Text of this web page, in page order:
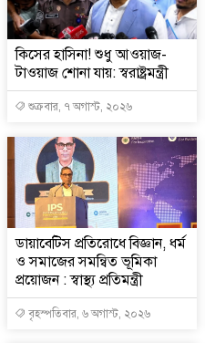
কিসের হাসিনা! শুধু আওয়াজ-
টাওয়াজ শোনা যায়: স্বরাষ্ট্রমন্ত্রী
শুক্রবার, ৭ অগাস্ট, ২০২৬
ডায়াবেটিস প্রতিরোধে বিজ্ঞান, ধর্ম
ও সমাজের সমন্বিত ভূমিকা
প্রয়োজন : স্বাস্থ্য প্রতিমন্ত্রী
বৃহস্পতিবার, ৬ অগাস্ট, ২০২৬